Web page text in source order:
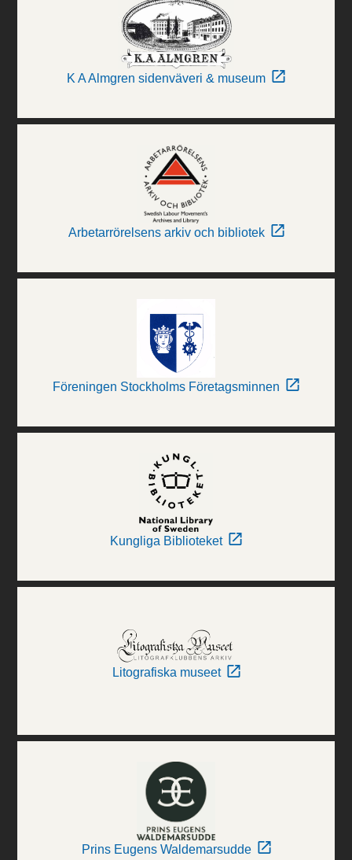
K A Almgren sidenväveri & museum
Arbetarrörelsens arkiv och bibliotek
Föreningen Stockholms Företagsminnen
Kungliga Biblioteket
Litografiska museet
Prins Eugens Waldemarsudde